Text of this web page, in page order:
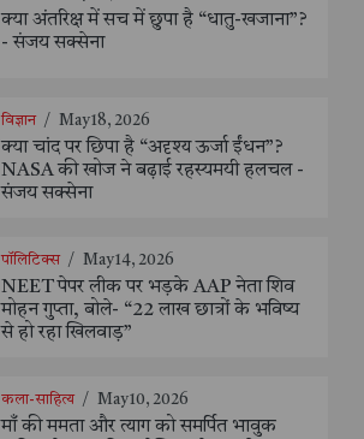
क्या अंतरिक्ष में सच में छुपा है “धातु-खजाना”?
- संजय सक्सेना
विज्ञान / May 18, 2026
क्या चांद पर छिपा है “अदृश्य ऊर्जा ईंधन”?
NASA की खोज ने बढ़ाई रहस्यमयी हलचल -
संजय सक्सेना
पॉलिटिक्स / May 14, 2026
NEET पेपर लीक पर भड़के AAP नेता शिव
मोहन गुप्ता, बोले- “22 लाख छात्रों के भविष्य
से हो रहा खिलवाड़”
कला-साहित्य / May 10, 2026
माँ की ममता और त्याग को समर्पित भावुक